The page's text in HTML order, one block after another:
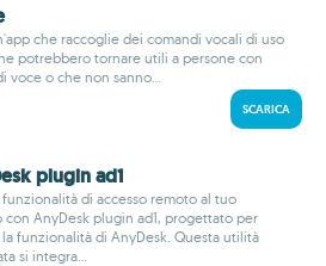
che raccoglie dei comandi vocali di uso
potrebbero tornare utili a persone con
voce o che non sanno...
SCARICA
plugin ad1
funzionalità di accesso remoto al tuo
con AnyDesk plugin ad1, progettato per
funzionalità di AnyDesk. Questa utilità
si integra...